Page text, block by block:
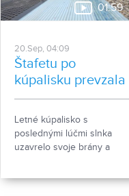
01:59
20.Sep, 04:09
Štafetu po
kúpalisku prevzala
plaváreň
Letné kúpalisko s
poslednými lúčmi slnka
uzavrelo svoje brány a